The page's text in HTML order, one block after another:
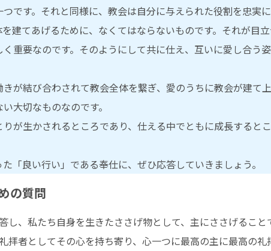
です。それと同様に、教会は自分に与えられた役割を忠実
建てあげるために、なくてはならないものです。それが目
重要なのです。そのようにして共に仕え、互いに愛し合う
が結び合わされて教会全体を繋ぎ、愛のうちに教会が建て
大切なものなのです。
が生かされるところであり、仕える中でともに成長すると
「良い行い」である奉仕に、ぜひ応答していきましょう。
の質問
し、私たち自身を生きたささげ物として、主にささげること
拝者としてその心を持ち寄り、心一つに最高の主に最高の